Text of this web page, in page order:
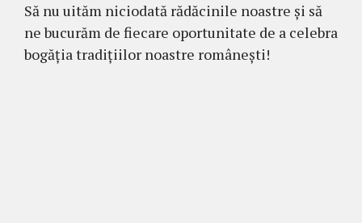
Să nu uităm niciodată rădăcinile noastre și să
ne bucurăm de fiecare oportunitate de a celebra
bogăția tradițiilor noastre românești!